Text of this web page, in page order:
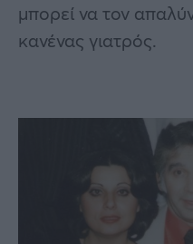
μπορεί να τον
κανένας γιατρός.